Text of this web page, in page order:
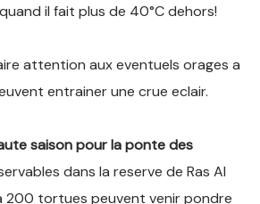
il fait plus de 40°C dehors!
attention aux eventuels orages a
entrainer une crue eclair.
saison pour la ponte des
dans la reserve de Ras Al
200 tortues peuvent venir pondre